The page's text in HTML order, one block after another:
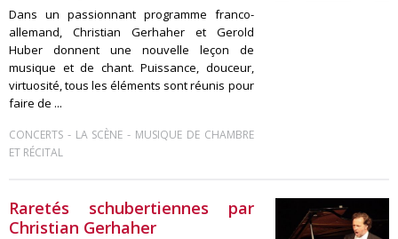
Dans un passionnant programme franco-
allemand, Christian Gerhaher et Gerold
Huber donnent une nouvelle leçon de
musique et de chant. Puissance, douceur,
virtuosité, tous les éléments sont réunis pour
faire de ...
CONCERTS - LA SCÈNE - MUSIQUE DE CHAMBRE
ET RÉCITAL
Raretés schubertiennes par
Christian Gerhaher